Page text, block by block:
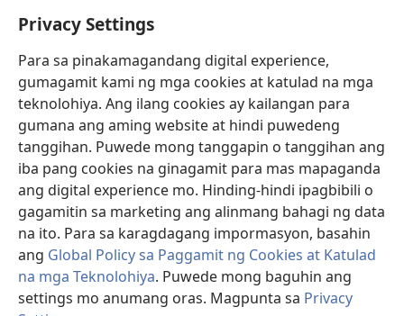
Privacy Settings
Para sa pinakamagandang digital experience,
gumagamit kami ng mga cookies at katulad na mga
teknolohiya. Ang ilang cookies ay kailangan para
gumana ang aming website at hindi puwedeng
tanggihan. Puwede mong tanggapin o tanggihan ang
iba pang cookies na ginagamit para mas mapaganda
ang digital experience mo. Hinding-hindi ipagbibili o
gagamitin sa marketing ang alinmang bahagi ng data
na ito. Para sa karagdagang impormasyon, basahin
ang Global Policy sa Paggamit ng Cookies at Katulad
na mga Teknolohiya. Puwede mong baguhin ang
settings mo anumang oras. Magpunta sa Privacy
20
Mabubusog ang isang tao dahil sa bunga ng
pananalita * niya;
Masisiyahan siya sa resulta ng mga sinasabi
niya.
21 Ang kamatayan at buhay ay nasa kapangyarihan
ng dila; b
Kung ang isa ay madalas magsalita, kakainin
niya ang bunga nito. c
22 Ang nakahanap ng mahusay na asawang babae
ay nakakita ng mabuting bagay, d
At pagpapala * iyon sa kaniya ni Jehova. e
23 Ang mahirap ay nagmamakaawa,
Pero ang mayaman ay mabagsik sumagot.